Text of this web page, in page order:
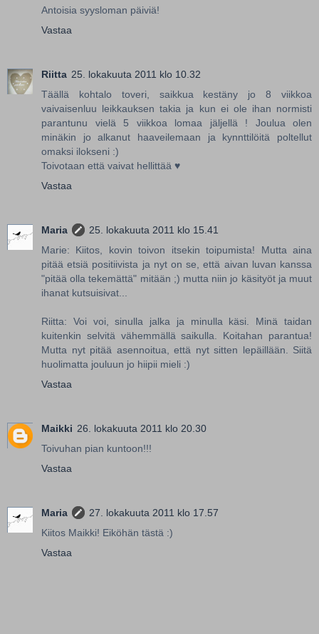
Antoisia syysloman päiviä!
Vastaa
Riitta 25. lokakuuta 2011 klo 10.32
Täällä kohtalo toveri, saikkua kestäny jo 8 viikkoa
vaivaisenluu leikkauksen takia ja kun ei ole ihan normisti
parantunu vielä 5 viikkoa lomaa jäljellä ! Joulua olen
minäkin jo alkanut haaveilemaan ja kynnttilöitä poltellut
omaksi ilokseni :)
Toivotaan että vaivat hellittää ♥
Vastaa
Maria
25. lokakuuta 2011 klo 15.41
Marie: Kiitos, kovin toivon itsekin toipumista! Mutta aina
pitää etsiä positiivista ja nyt on se, että aivan luvan kanssa
"pitää olla tekemättä" mitään ;) mutta niin jo käsityöt ja muut
ihanat kutsuisivat...
Riitta: Voi voi, sinulla jalka ja minulla käsi. Minä taidan
kuitenkin selvitä vähemmällä saikulla. Koitahan parantua!
Mutta nyt pitää asennoitua, että nyt sitten lepäillään. Siitä
huolimatta jouluun jo hiipii mieli :)
Vastaa
Maikki 26. lokakuuta 2011 klo 20.30
Toivuhan pian kuntoon!!!
Vastaa
Maria
27. lokakuuta 2011 klo 17.57
Kiitos Maikki! Eiköhän tästä :)
Vastaa